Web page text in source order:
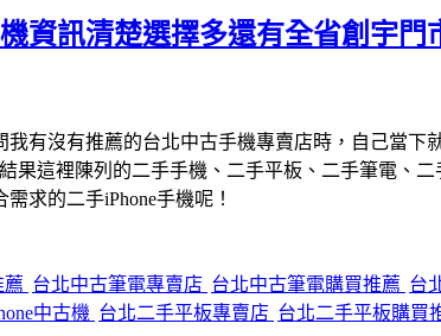
資訊清楚選擇多還有全省創宇門
有沒有推薦的台北中古手機專賣店時，自己當
這裡陳列的二手手機、二手平板、二手筆電、
求的二手iPhone手機呢！
薦 台北中古筆電專賣店 台北中古筆電購買推薦 台
中古機 台北二手平板專賣店 台北二手平板購買